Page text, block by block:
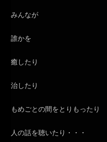
みんなが
誰かを
癒したり
治したり
もめごとの間をとりもったり
人の話を聴いたり・・・